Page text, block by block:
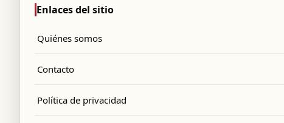
Enlaces del sitio
Quiénes somos
Contacto
Política de privacidad